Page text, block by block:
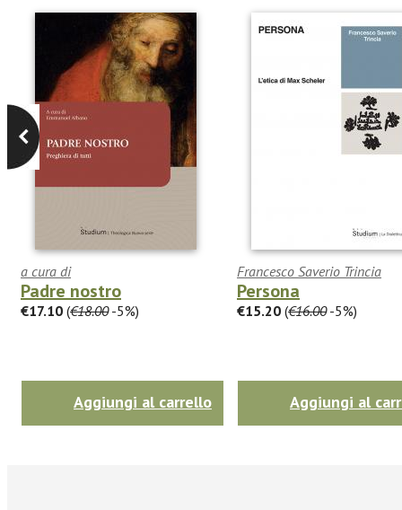
a cura di
Padre nostro
€17.10 (€18.00-5%)
Aggiungi al carrello
Francesco Saverio Trincia
Persona
€15.20 (€16.00-5%)
Aggiungi al